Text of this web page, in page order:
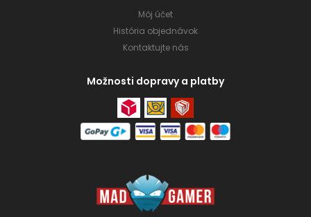
Môj účet
História objednávok
Kontaktujte nás
Možnosti dopravy a platby